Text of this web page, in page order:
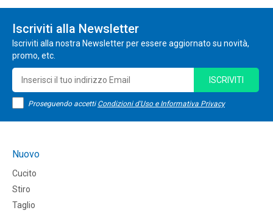
Iscriviti alla Newsletter
Iscriviti alla nostra Newsletter per essere aggiornato su novità,
promo, etc.
Proseguendo accetti Condizioni d'Uso e Informativa Privacy
ISCRIVITI
Nuovo
Cucito
Stiro
Taglio